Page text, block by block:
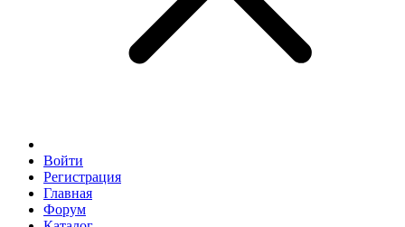
Войти
Регистрация
Главная
Форум